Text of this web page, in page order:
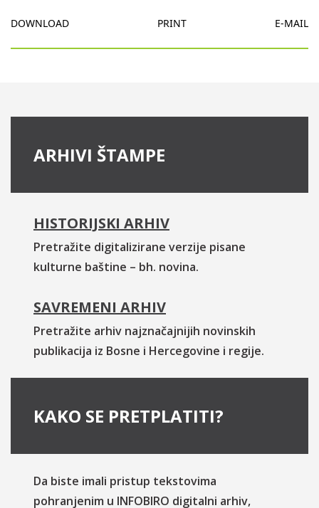
DOWNLOAD PRINT E-MAIL
ARHIVI ŠTAMPE
HISTORIJSKI ARHIV
Pretražite digitalizirane verzije pisane
kulturne baštine – bh. novina.
SAVREMENI ARHIV
Pretražite arhiv najznačajnijih novinskih
publikacija iz Bosne i Hercegovine i regije.
KAKO SE PRETPLATITI?
Da biste imali pristup tekstovima
pohranjenim u INFOBIRO digitalni arhiv,